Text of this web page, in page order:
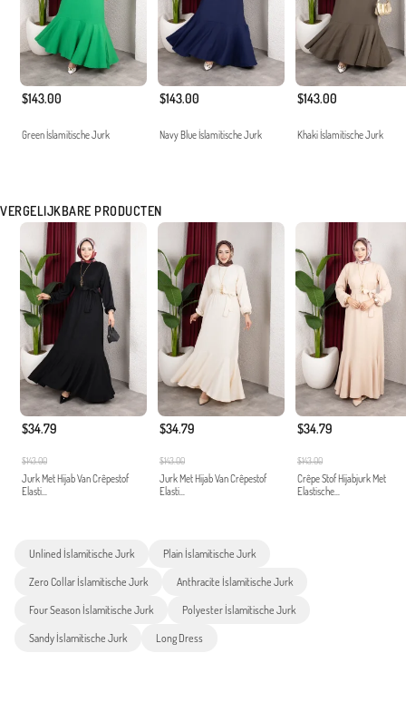
$143.00
Green İslamitische Jurk
$143.00
Navy Blue İslamitische Jurk
$143.00
Khaki İslamitische Jurk
VERGELIJKBARE PRODUCTEN
$34.79
$143.00
Jurk Met Hijab Van Crêpestof
Elasti...
$34.79
$143.00
Jurk Met Hijab Van Crêpestof
Elasti...
$34.79
$143.00
Crêpe Stof Hijabjurk Met
Elastische...
Unlined İslamitische Jurk Plain İslamitische Jurk
Zero Collar İslamitische Jurk Anthracite İslamitische Jurk
Four Season İslamitische Jurk Polyester İslamitische Jurk
Sandy İslamitische Jurk Long Dress